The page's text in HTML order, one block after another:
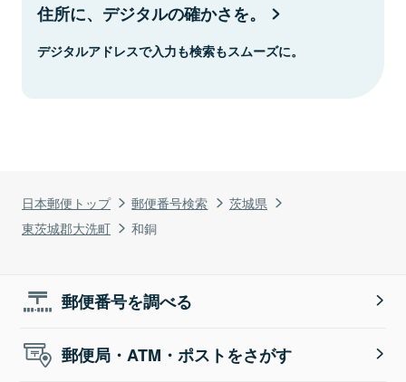
日本郵便トップ 郵便番号検索
茨城県
東茨城郡大洗町
和銅
住所に、デジタルの確かさを。
デジタルアドレスで入力も検索もスムーズに。
郵便番号を調べる
郵便局・ATM・ポストをさがす